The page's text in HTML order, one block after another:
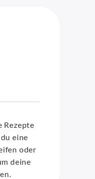
Rezepte
eine
oder
deine